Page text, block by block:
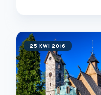
25 KWI 2016